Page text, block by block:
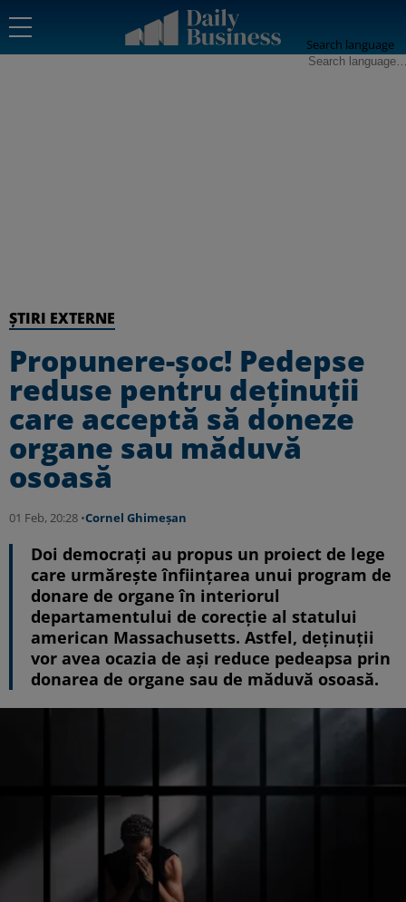
Search language
ȘTIRI EXTERNE
Propunere-şoc! Pedepse
reduse pentru deţinuţii
care acceptă să doneze
organe sau măduvă
osoasă
01 Feb, 20:28 •Cornel Ghimeșan
Doi democraţi au propus un proiect de lege
care urmărește înființarea unui program de
donare de organe în interiorul
departamentului de corecție al statului
american Massachusetts. Astfel, deţinuţii
vor avea ocazia de aşi reduce pedeapsa prin
donarea de organe sau de măduvă osoasă.